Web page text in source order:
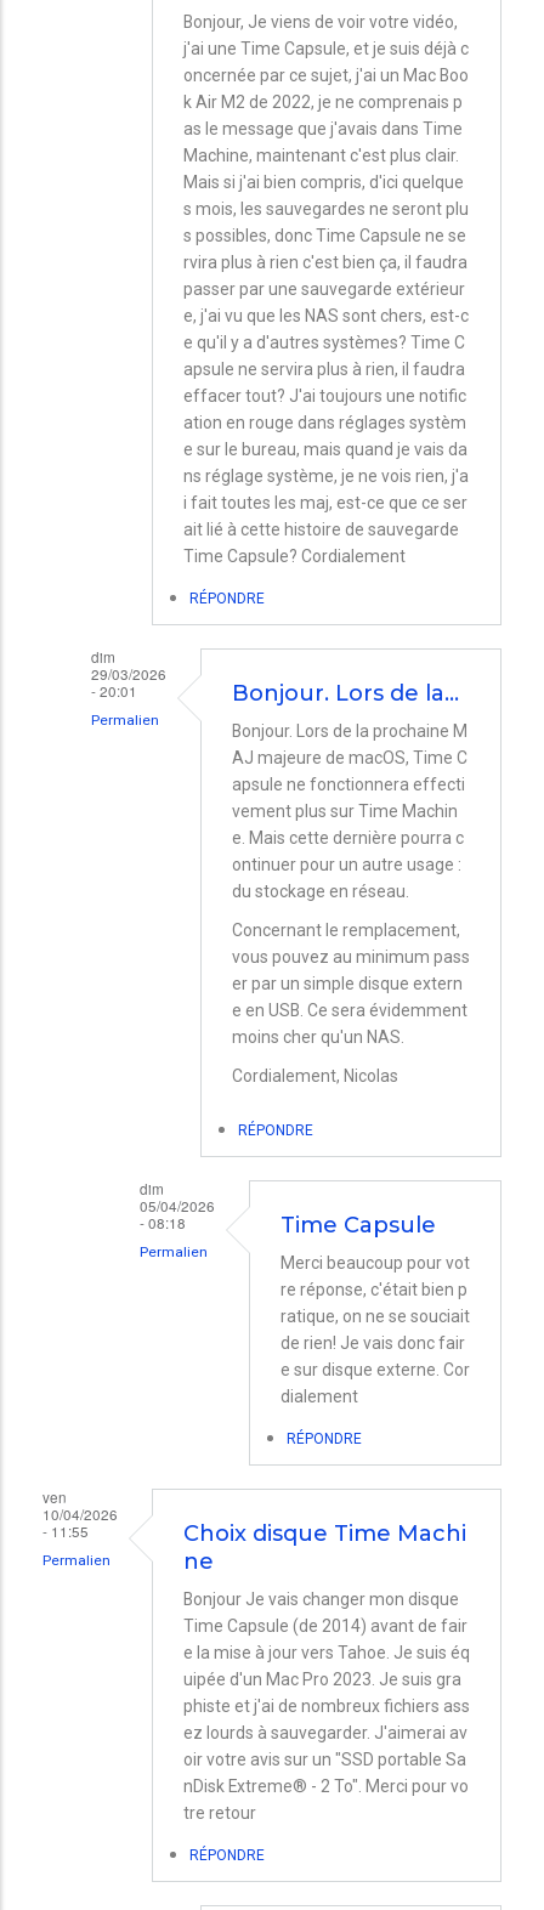
Bonjour, Je viens de voir votre vidéo,
j'ai une Time Capsule, et je suis déjà c
oncernée par ce sujet, j'ai un Mac Boo
k Air M2 de 2022, je ne comprenais p
as le message que j'avais dans Time
Machine, maintenant c'est plus clair.
Mais si j'ai bien compris, d'ici quelque
s mois, les sauvegardes ne seront plu
s possibles, donc Time Capsule ne se
rvira plus à rien c'est bien ça, il faudra
passer par une sauvegarde extérieur
e, j'ai vu que les NAS sont chers, est-c
e qu'il y a d'autres systèmes? Time C
apsule ne servira plus à rien, il faudra
effacer tout? J'ai toujours une notific
ation en rouge dans réglages systèm
e sur le bureau, mais quand je vais da
ns réglage système, je ne vois rien, j'a
i fait toutes les maj, est-ce que ce ser
ait lié à cette histoire de sauvegarde
Time Capsule? Cordialement
RÉPONDRE
dim
29/03/2026
- 20:01
Permalien
Bonjour. Lors de la…
Bonjour. Lors de la prochaine M
AJ majeure de macOS, Time C
apsule ne fonctionnera effecti
vement plus sur Time Machin
e. Mais cette dernière pourra c
ontinuer pour un autre usage :
du stockage en réseau.
Concernant le remplacement,
vous pouvez au minimum pass
er par un simple disque extern
e en USB. Ce sera évidemment
moins cher qu'un NAS.
Cordialement, Nicolas
RÉPONDRE
dim
05/04/2026
- 08:18
Permalien
la…
Nicolas
Time Capsule
Merci beaucoup pour vot
re réponse, c'était bien p
ratique, on ne se souciait
de rien! Je vais donc fair
e sur disque externe. Cor
dialement
RÉPONDRE
ven
10/04/2026
- 11:55
Permalien
Choix disque Time Machi
ne
Bonjour Je vais changer mon disque
Time Capsule (de 2014) avant de fair
e la mise à jour vers Tahoe. Je suis éq
uipée d'un Mac Pro 2023. Je suis gra
phiste et j'ai de nombreux fichiers ass
ez lourds à sauvegarder. J'aimerai av
oir votre avis sur un "SSD portable Sa
nDisk Extreme® - 2 To". Merci pour vo
tre retour
RÉPONDRE